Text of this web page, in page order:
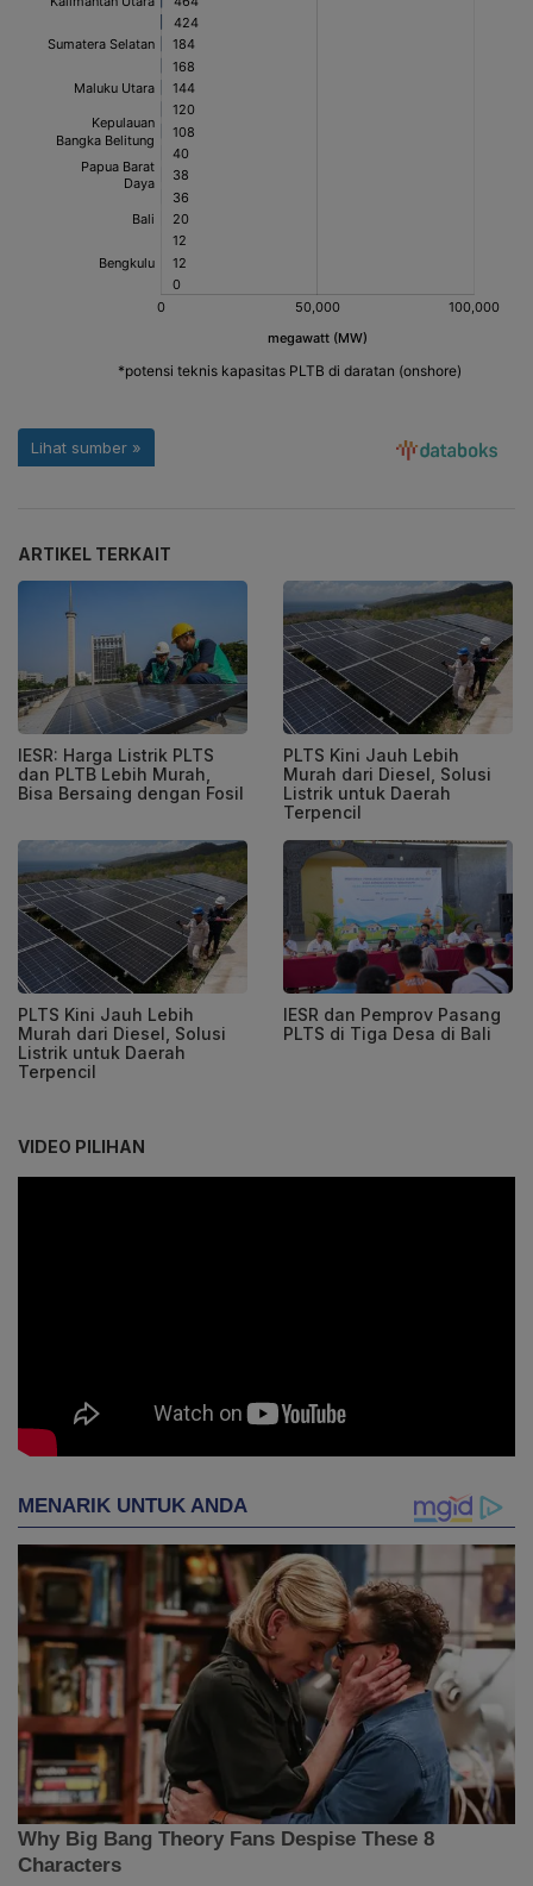
ARTIKEL TERKAIT
IESR: Harga Listrik PLTS
dan PLTB Lebih Murah,
Bisa Bersaing dengan Fosil
PLTS Kini Jauh Lebih
Murah dari Diesel, Solusi
Listrik untuk Daerah
Terpencil
PLTS Kini Jauh Lebih
Murah dari Diesel, Solusi
Listrik untuk Daerah
Terpencil
IESR dan Pemprov Pasang
PLTS di Tiga Desa di Bali
VIDEO PILIHAN